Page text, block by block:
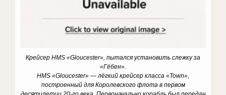
Крейсер HMS «Gloucester», пытался установить слежку за
«Гёбен».
HMS «Gloucester» — лёгкий крейсер класса «Town»,
построенный для Королевского флота в первом